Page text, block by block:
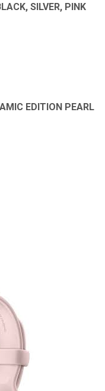
SILVER, PINK
EDITION PEARL